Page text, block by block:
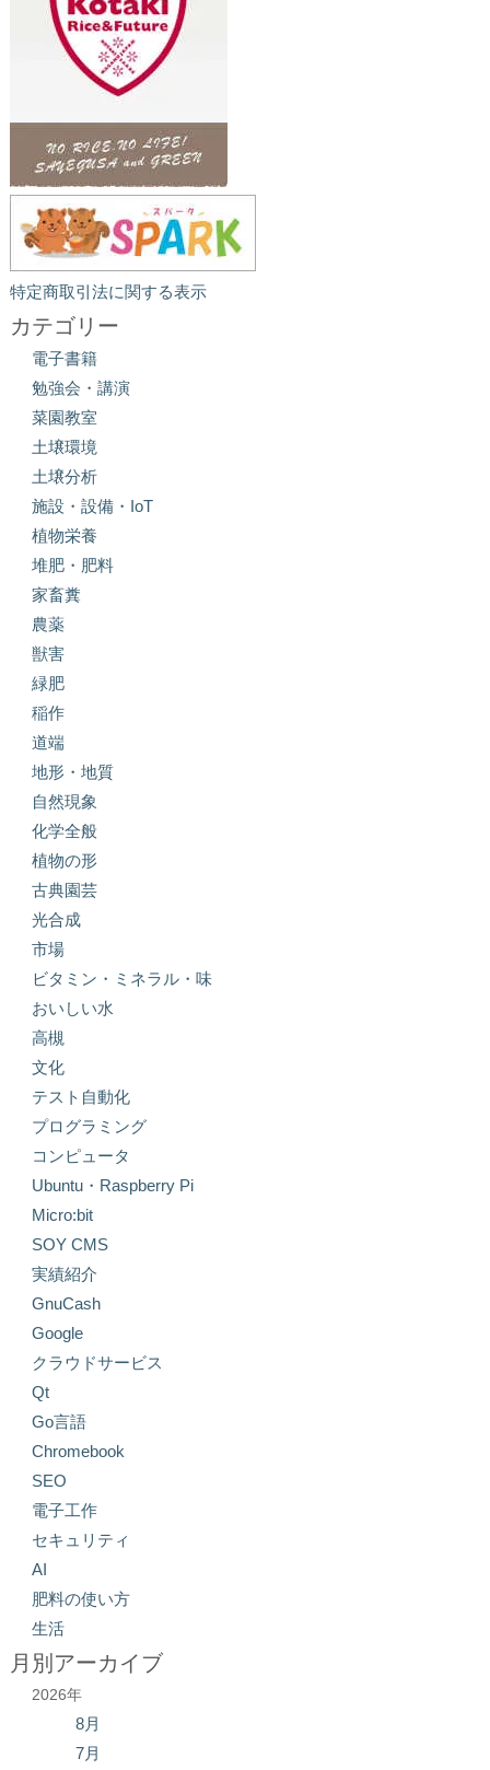
特定商取引法に関する表示
カテゴリー
電子書籍
勉強会・講演
菜園教室
土壌環境
土壌分析
施設・設備・IoT
植物栄養
堆肥・肥料
家畜糞
農薬
獣害
緑肥
稲作
道端
地形・地質
自然現象
化学全般
植物の形
古典園芸
光合成
市場
ビタミン・ミネラル・味
おいしい水
高槻
文化
テスト自動化
プログラミング
コンピュータ
Ubuntu・Raspberry Pi
Micro:bit
SOY CMS
実績紹介
GnuCash
Google
クラウドサービス
Qt
Go言語
Chromebook
SEO
電子工作
セキュリティ
AI
肥料の使い方
生活
月別アーカイブ
2026年
8月
7月